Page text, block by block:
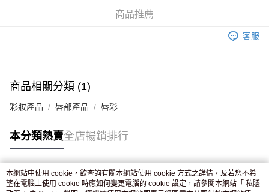
付款後門市自取，訂單確認後2-4個工作天到店，7天內取。逾期後
商品推薦
客服
商品相關分類 (1)
彩妝產品 唇部產品 唇彩
本分類熱賣全店暢銷排行
熱門標籤
本網站中使用 cookie，欲查詢有關本網站使用 cookie 方式之詳情，及若您不希
望在電腦上使用 cookie 時應如何變更電腦的 cookie 設定，請參閱本網站「 私隱